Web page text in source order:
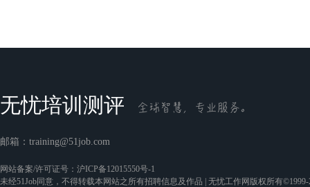
无忧培训测评
邮箱： training@51job.com
网站备案/许可证号： 沪ICP备12015550号-1
未经51Job同意，不得转载本网站之所有招聘信息及作品 | 无忧工作网版权所有©1999-